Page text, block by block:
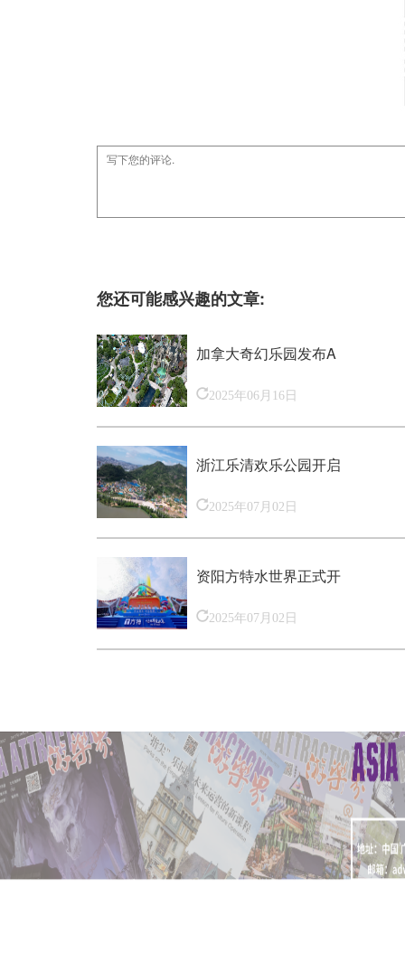
您还可能感兴趣的文章:
加拿大奇幻乐园发布A
2025年06月16日
浙江乐清欢乐公园开启
2025年07月02日
资阳方特水世界正式开
2025年07月02日